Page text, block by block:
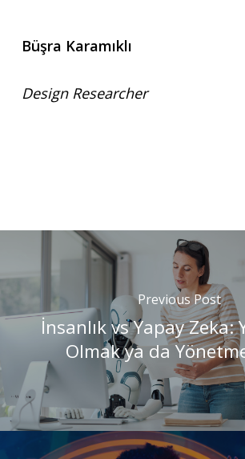
Büşra Karamıklı
Design Researcher
Previous Post
İnsanlık vs Yapay Zeka:
Olmak ya da